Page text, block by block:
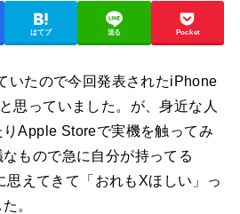
はてブ 送る Pocket
いたので今回発表されたiPhone
思っていました。が、身近な人
Apple Storeで実機を触ってみ
もので急に自分が持ってる
思えてきて「おれもXほしい」っ
。